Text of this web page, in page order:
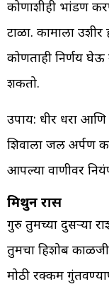
कोणाशीही भांडण
टाळा. कामाला
कोणताही निर्णय घेऊ
शकतो.
उपाय: धीर धरा
शिवाला जल अर्पण
आपल्या वाणीवर
मिथुन रास
गुरु तुमच्या दुसऱ्या
तुमचा हिशोब
मोठी रक्कम